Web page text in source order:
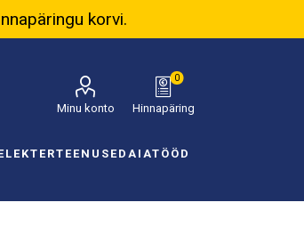
korvi.
Minu konto Hinnapäring
0
TEENUSEDAIATÖÖD